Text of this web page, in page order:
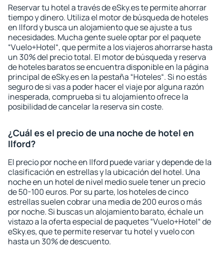
Reservar tu hotel a través de eSky.es te permite ahorrar
tiempo y dinero. Utiliza el motor de búsqueda de hoteles
en Ilford y busca un alojamiento que se ajuste a tus
necesidades. Mucha gente suele optar por el paquete
“Vuelo+Hotel“, que permite a los viajeros ahorrarse hasta
un 30% del precio total. El motor de búsqueda y reserva
de hoteles baratos se encuentra disponible en la página
principal de eSky.es en la pestaña “Hoteles“. Si no estás
seguro de si vas a poder hacer el viaje por alguna razón
inesperada, comprueba si tu alojamiento ofrece la
posibilidad de cancelar la reserva sin coste.
¿Cuál es el precio de una noche de hotel en
Ilford?
El precio por noche en Ilford puede variar y depende de la
clasificación en estrellas y la ubicación del hotel. Una
noche en un hotel de nivel medio suele tener un precio
de 50-100 euros. Por su parte, los hoteles de cinco
estrellas suelen cobrar una media de 200 euros o más
por noche. Si buscas un alojamiento barato, échale un
vistazo a la oferta especial de paquetes “Vuelo+Hotel“ de
eSky.es, que te permite reservar tu hotel y vuelo con
hasta un 30% de descuento.